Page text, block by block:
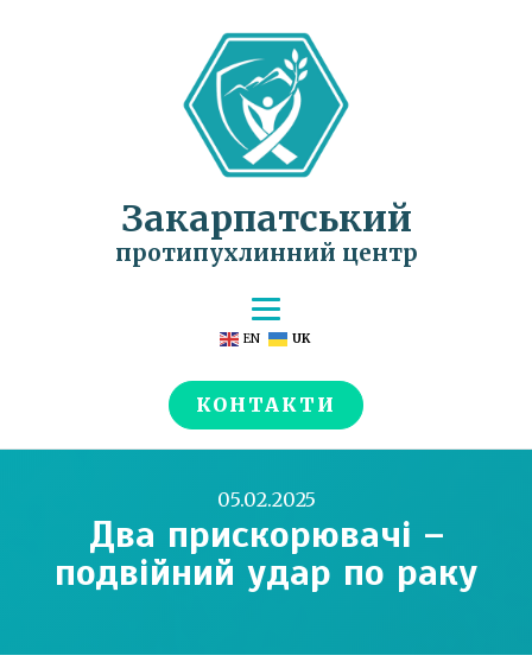
Закарпатський
протипухлинний центр
EN UK
КОНТАКТИ
05.02.2025
Два прискорювачі –
подвійний удар по раку